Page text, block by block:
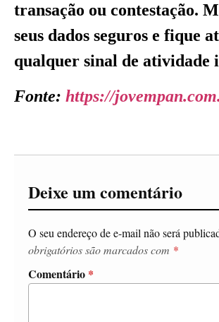
transação ou contestação.
seus dados seguros e fique
qualquer sinal de atividade
Fonte: https://
Deixe um comentário
O seu endereço de e-mail não será
obrigatórios são marcados com *
Comentário *